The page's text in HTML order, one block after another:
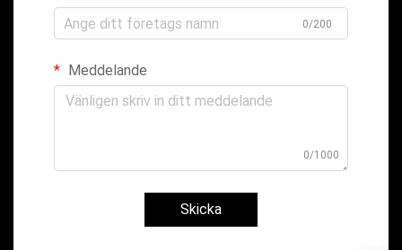
0/200
Meddelande
0/1000
Skicka